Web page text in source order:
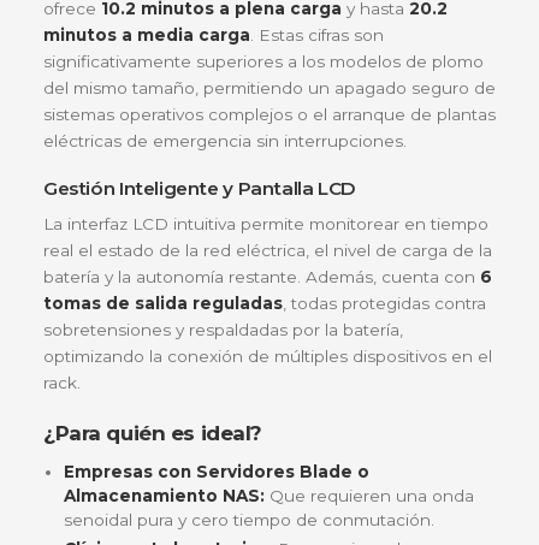
densidad de equipos por rack exige una eficiencia
energética superior sin desperdicio de calor.
Tecnología On-Line de Doble Conversión
A diferencia de las UPS interactivas, la tecnología
Lineconvierte la corriente alterna (AC) en
perfecta de AC. Esto significa que no hay tiempo
transferencia (0 ms) ante un apagón; sus
nunca sentirán la transición a batería, protegiendo
fuentes de poder sensibles y procesos de misión
crítica.
Autonomía Extendida en Formato
Gracias a la densidad energética del Litio, este
ofrece10.2 minutos a plena carga y hasta
minutos a media carga . Estas cifras son